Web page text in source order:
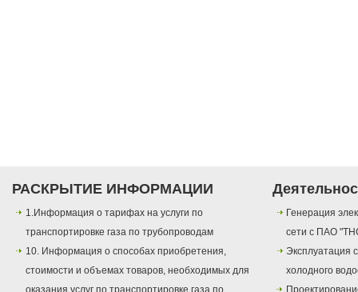
РАСКРЫТИЕ ИНФОРМАЦИИ
1.Информация о тарифах на услуги по
транспортировке газа по трубопроводам
10. Информация о способах приобретения,
стоимости и объемах товаров, необходимых для
оказания услуг по транспортировке газа по
Генерация
сети с ПАО
Эксплуатация
холодного